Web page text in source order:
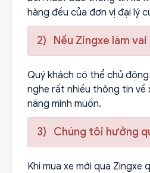
hàng đều của đơn vị đại lý
2) Nếu Zingxe làm
Quý khách có thể chủ
nghe rất nhiều thông tin về
năng mình muốn.
3) Chúng tôi hưởng
Khi mua xe mới qua